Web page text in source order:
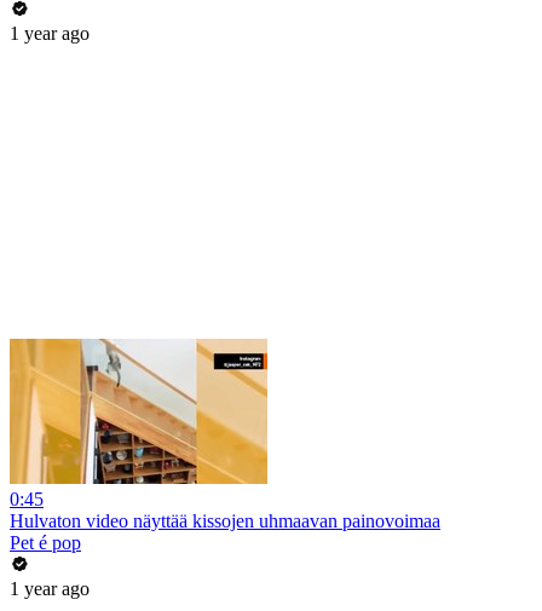
1 year ago
0:45
Hulvaton video näyttää kissojen uhmaavan painovoimaa
Pet é pop
1 year ago